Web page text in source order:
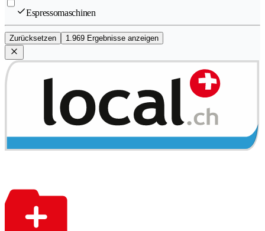
Espressomaschinen
Zurücksetzen 1.969 Ergebnisse anzeigen